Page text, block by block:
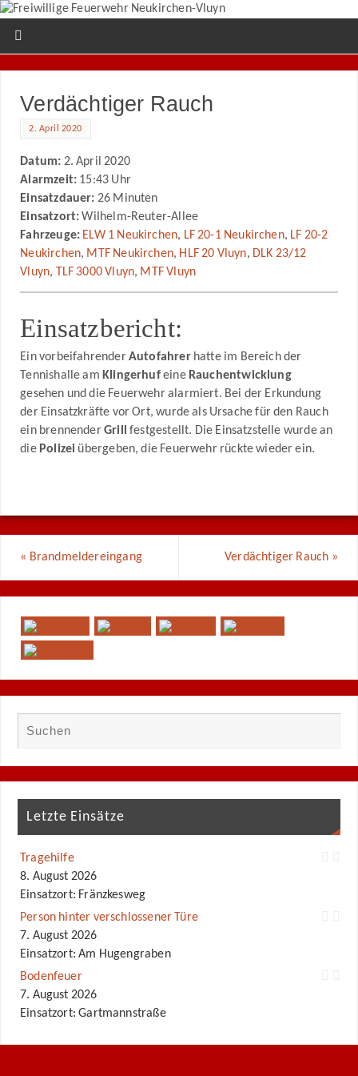
Verdächtiger Rauch
2. April 2020
Datum: 2. April 2020
Alarmzeit: 15:43 Uhr
Einsatzdauer: 26 Minuten
Einsatzort:Wilhelm-Reuter-Allee
Fahrzeuge: ELW 1 Neukirchen, LF 20-1 Neukirchen, LF 20-2
Neukirchen, MTF Neukirchen, HLF 20 Vluyn, DLK 23/12
Vluyn, TLF 3000 Vluyn, MTF Vluyn
Einsatzbericht:
Ein vorbeifahrenderAutofahrerhatte im Bereich der
Tennishalle am Klingerhufeine Rauchentwicklung
gesehen und die Feuerwehr alarmiert. Bei der Erkundung
der Einsatzkräfte vor Ort, wurde als Ursache für den Rauch
ein brennenderGrill
festgestellt. Die Einsatzstelle wurde an
die Polizei übergeben, die Feuerwehr rückte wieder ein.
« Brandmeldereingang Verdächtiger Rauch »
Letzte Einsätze
Tragehilfe
8. August 2026
Einsatzort: Fränzkesweg
Person hinter verschlossener Türe
7. August 2026
Einsatzort: Am Hugengraben
Bodenfeuer
7. August 2026
Einsatzort: Gartmannstraße